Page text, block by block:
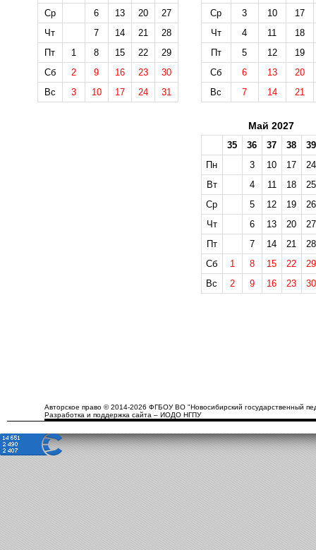
Ср
6 13 20
27
Чт
7 14 21
28
Пт
1 8 15 22
29
Сб
2 9 16 23
30
Вс
3 10 17 24 31
Ср
3 10
17
Чт
4 11
18
Пт
5 12
19
Сб
6 13
20
Вс
7 14 21
Май 2027
35 36 37 38
39
Пн
3 10 17
24
Вт
4 11 18
25
Ср
5 12 19
26
Чт
6 13 20
27
Пт
7 14 21
28
Сб
1 8 15 22
29
Вс
2 9 16 23 30
Авторское право © 2014-2026 ФГБОУ ВО "Новосибирский государственный
Разработка и поддержка сайта – ИОДО НГПУ